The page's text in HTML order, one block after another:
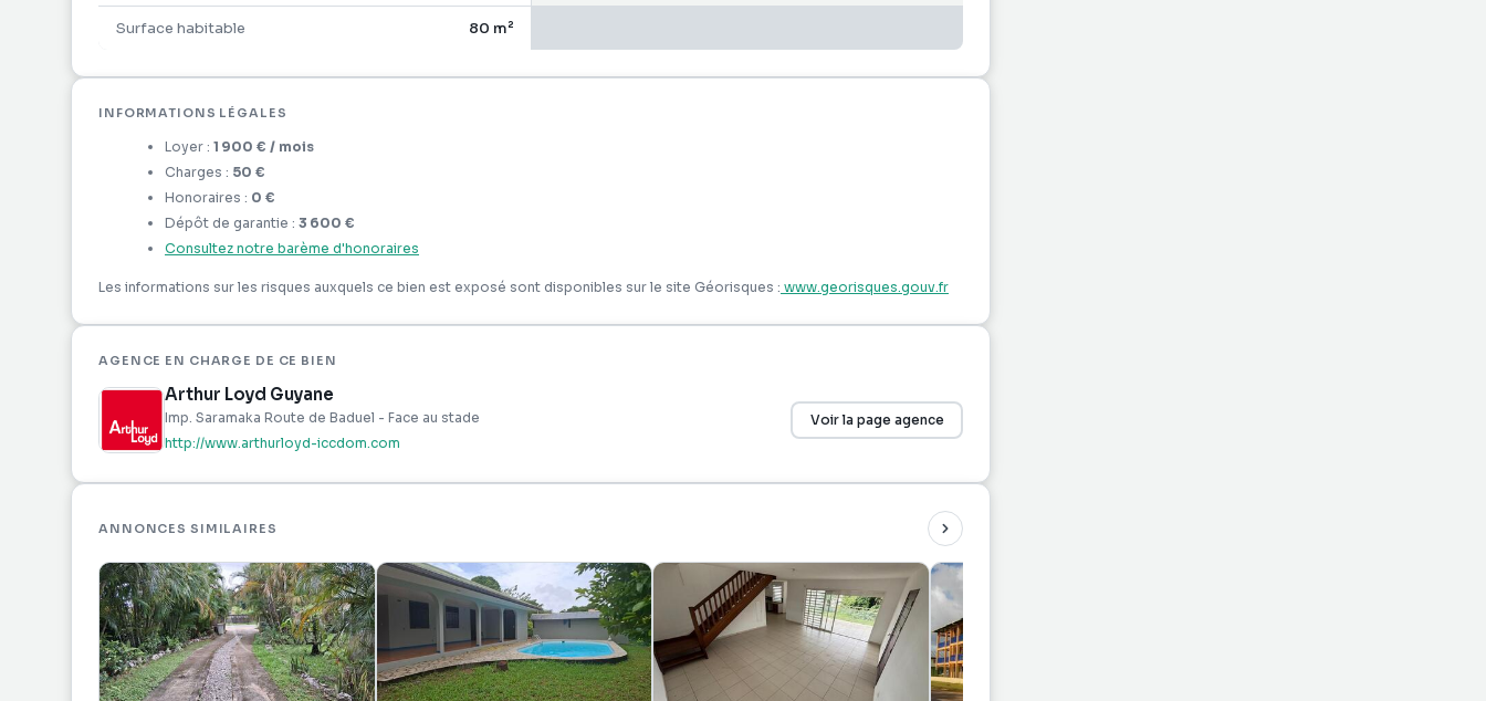
Surface habitable 80 m²
INFORMATIONS LÉGALES
Loyer : 1 900 € / mois
Charges : 50 €
Honoraires : 0 €
Dépôt de garantie : 3 600 €
Consultez notre barème d'honoraires
Les informations sur les risques auxquels ce bien est exposé sont disponibles sur le site Géorisques : www.georisques.gouv.fr
AGENCE EN CHARGE DE CE BIEN
Arthur Loyd Guyane
Imp. Saramaka Route de Baduel - Face au stade
http://www.arthurloyd-iccdom.com
Voir la page agence
ANNONCES SIMILAIRES